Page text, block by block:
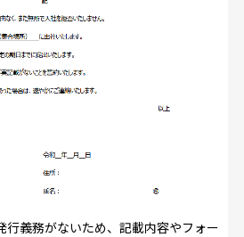
行義務がないため、記載内容やフォー